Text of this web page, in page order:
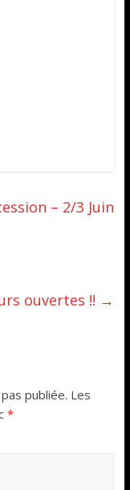
– 2/3 Juin
ouvertes !! →
publiée. Les
*